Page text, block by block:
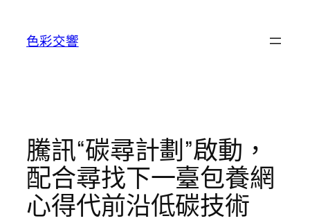
色彩交響
騰訊“碳尋計劃”啟動，
配合尋找下一臺包養網
心得代前沿低碳技術